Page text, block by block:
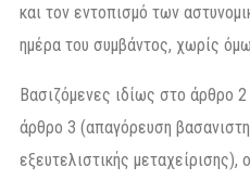
και τον εντοπισμό των
ημέρα του συμβάντος, χωρίς
Βασιζόμενες ιδίως στο άρθρο
άρθρο 3 (απαγόρευση
εξευτελιστικής